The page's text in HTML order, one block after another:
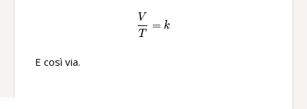
\frac{V}{T}=k
T
V
= k
E così via.